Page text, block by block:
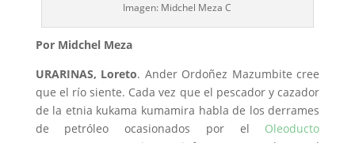
Imagen: Midchel Meza C
Por Midchel Meza
URARINAS, Loreto. Ander Ordoñez Mazumbite cree
que el río siente. Cada vez que el pescador y cazador
de la etnia kukama kumamira habla de los derrames
de petróleo ocasionados por el Oleoducto